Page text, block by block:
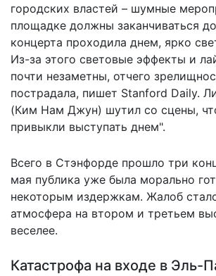
городских властей – шумные
площадке должны заканчиваться
концерта проходила днем, ярко
Из-за этого световые эффекты и
почти незаметны, отчего
пострадала, пишет Stanford Daily.
(Ким Нам Джун) шутил со сцены,
привыкли выступать днем".
Всего в Стэнфорде прошло три
мая публика уже была морально
некоторым издержкам. Жалоб
атмосфера на втором и третьем
веселее.
Катастрофа на входе в Эль-